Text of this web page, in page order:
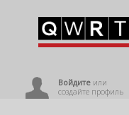
Войдитеили
создайте профиль